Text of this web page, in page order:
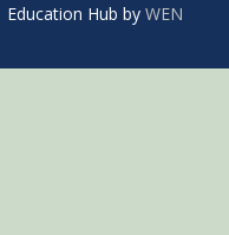
Education Hub by WEN